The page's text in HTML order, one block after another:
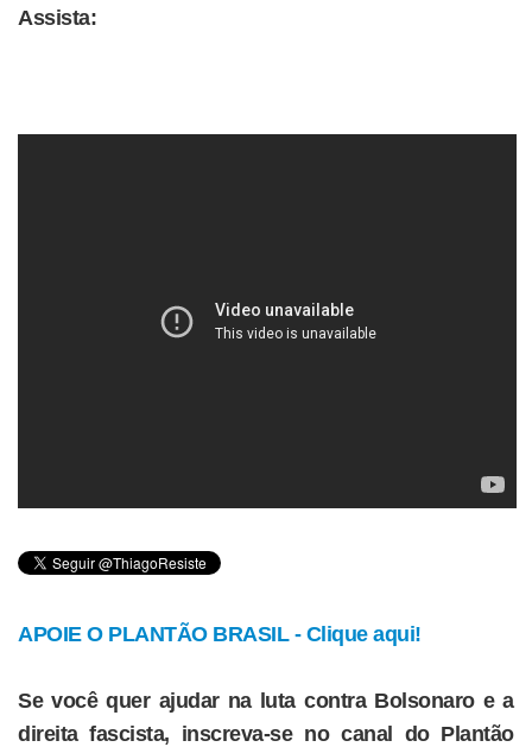
Assista:
APOIE O PLANTÃO BRASIL - Clique aqui!
Se você quer ajudar na luta contra Bolsonaro e a
direita fascista, inscreva-se no canal do Plantão